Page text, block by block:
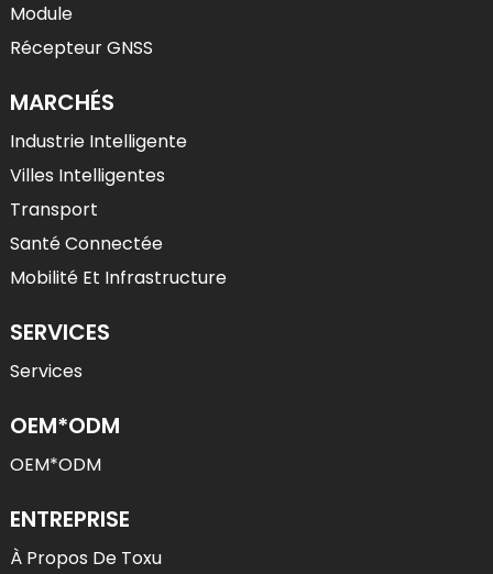
Module
Récepteur GNSS
MARCHÉS
Industrie Intelligente
Villes Intelligentes
Transport
Santé Connectée
Mobilité Et Infrastructure
SERVICES
Services
OEM*ODM
OEM*ODM
ENTREPRISE
À Propos De Toxu